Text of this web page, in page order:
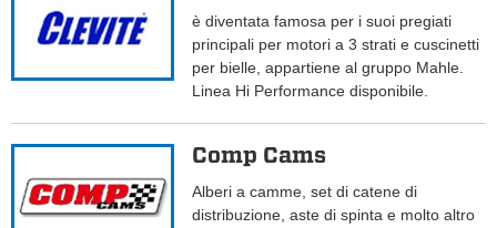
è diventata famosa per i suoi pregiati
principali per motori a 3 strati e cuscinetti
per bielle, appartiene al gruppo Mahle.
Linea Hi Performance disponibile.
Comp Cams
Alberi a camme, set di catene di
distribuzione, aste di spinta e molto altro